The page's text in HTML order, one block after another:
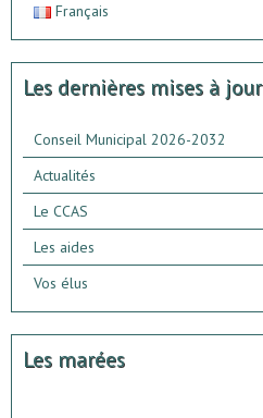
Français
Les dernières mises à jour
Conseil Municipal 2026-2032
Actualités
Le CCAS
Les aides
Vos élus
Les marées